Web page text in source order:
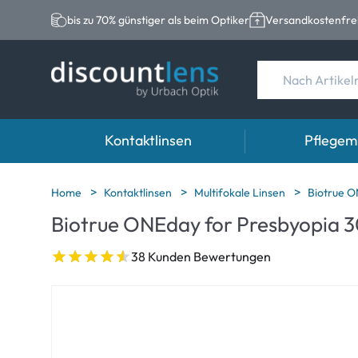
bis zu 70% günstiger als beim Optiker
Kontaktlinsen
Marken
Acuvue
Biotrue
Kategorie
Sphärische
Torische Linsen
Marken
Eversee
EasySept
Home Kontaktlinsen Multifokale Linsen Biotrue
Biotrue ONEday for Presbyopia
38 Kunden Bewertungen